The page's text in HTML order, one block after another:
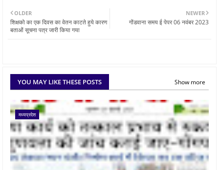
NEWER
गोंडवाना समय ई पेपर 06 नवंबर 2023
OLDER
शिक्षको का एक दिवस का वेतन काटते हुये कारण
बताओं सूचना पत्र जारी किया गया
YOU MAY LIKE THESE POSTS Show more
मध्यप्रदेश